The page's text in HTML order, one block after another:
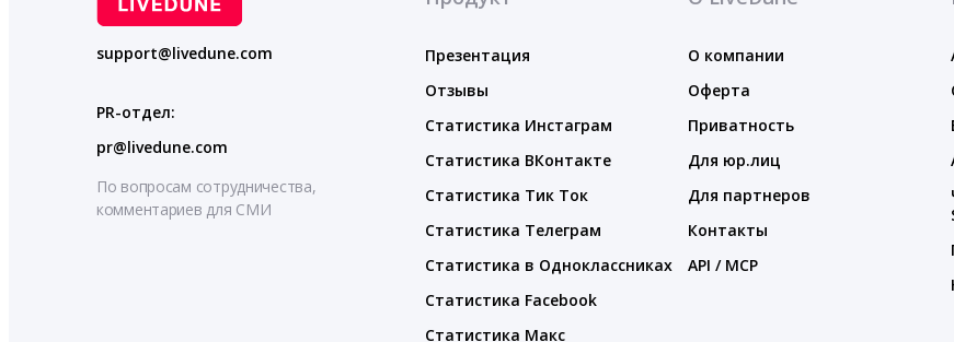
support@livedune.com
PR-отдел:
pr@livedune.com
По вопросам сотрудничества,
комментариев для СМИ
Презентация
Отзывы
Статистика Инстаграм
Статистика ВКонтакте
Статистика Тик Ток
Статистика Телеграм
Статистика в Одноклассниках
Статистика Facebook
Статистика Макс
О компании
Оферта
Приватность
Для юр.лиц
Для партнеров
Контакты
API / MCP